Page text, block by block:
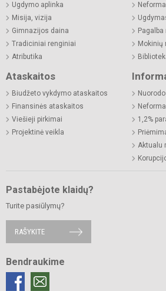
Ugdymo aplinka
Misija, vizija
Gimnazijos daina
Tradiciniai renginiai
Atributika
Mokinių
Ataskaitos
Biudžeto vykdymo ataskaitos
Finansinės ataskaitos
Viešieji pirkimai
Projektinė veikla
1,2%
Aktualu
Pastabėjote klaidų?
Turite pasiūlymų?
RAŠYKITE
Bendraukime